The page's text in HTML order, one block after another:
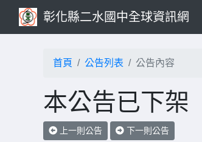
彰化縣二水國中全球資訊網
首頁 公告列表 公告內容
本公告已下架
上一則公告 下一則公告